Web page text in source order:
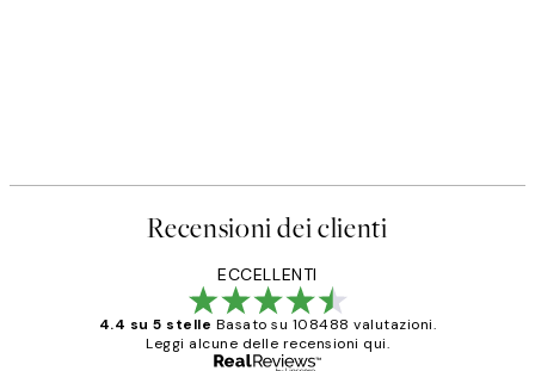
Recensioni dei clienti
ECCELLENTI
4.4 su 5 stelle Basato su 108488 valutazioni.
Leggi alcune delle recensioni qui.